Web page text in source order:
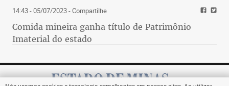
14:43 - 05/07/2023- Compartilhe
Comida mineira ganha título de Patrimônio
Imaterial do estado